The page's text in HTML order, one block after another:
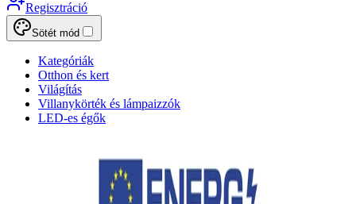
Regisztráció
Sötét mód
Kategóriák
Otthon és kert
Világítás
Villanykörték és lámpaizzók
LED-es égők